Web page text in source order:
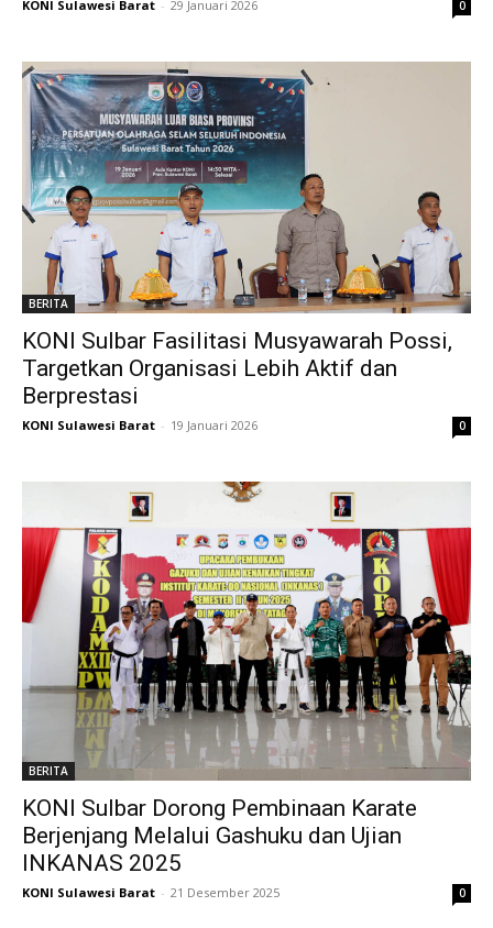
KONI Sulawesi Barat - 29 Januari 2026 0
BERITA
KONI Sulbar Fasilitasi Musyawarah Possi,
Targetkan Organisasi Lebih Aktif dan
Berprestasi
KONI Sulawesi Barat - 19 Januari 2026 0
BERITA
KONI Sulbar Dorong Pembinaan Karate
Berjenjang Melalui Gashuku dan Ujian
INKANAS 2025
KONI Sulawesi Barat - 21 Desember 2025 0